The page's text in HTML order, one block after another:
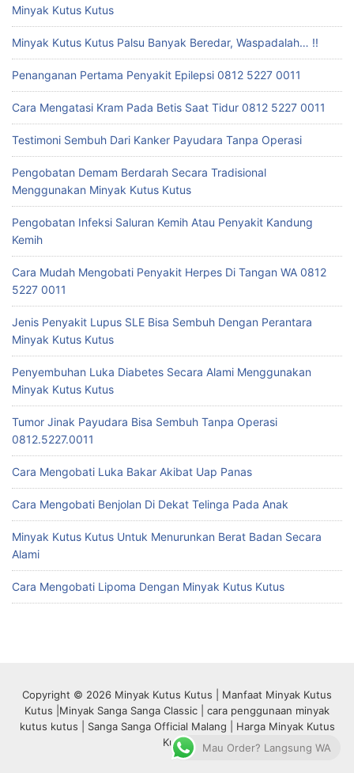
Minyak Kutus Kutus
Minyak Kutus Kutus Palsu Banyak Beredar, Waspadalah… !!
Penanganan Pertama Penyakit Epilepsi 0812 5227 0011
Cara Mengatasi Kram Pada Betis Saat Tidur 0812 5227 0011
Testimoni Sembuh Dari Kanker Payudara Tanpa Operasi
Pengobatan Demam Berdarah Secara Tradisional
Menggunakan Minyak Kutus Kutus
Pengobatan Infeksi Saluran Kemih Atau Penyakit Kandung
Kemih
Cara Mudah Mengobati Penyakit Herpes Di Tangan WA 0812
5227 0011
Jenis Penyakit Lupus SLE Bisa Sembuh Dengan Perantara
Minyak Kutus Kutus
Penyembuhan Luka Diabetes Secara Alami Menggunakan
Minyak Kutus Kutus
Tumor Jinak Payudara Bisa Sembuh Tanpa Operasi
0812.5227.0011
Cara Mengobati Luka Bakar Akibat Uap Panas
Cara Mengobati Benjolan Di Dekat Telinga Pada Anak
Minyak Kutus Kutus Untuk Menurunkan Berat Badan Secara
Alami
Cara Mengobati Lipoma Dengan Minyak Kutus Kutus
Copyright © 2026 Minyak Kutus Kutus | Manfaat Minyak Kutus
Kutus |Minyak Sanga Sanga Classic | cara penggunaan minyak
kutus kutus | Sanga Sanga Official Malang | Harga Minyak Kutus
Kutus
Mau Order? Langsung WA